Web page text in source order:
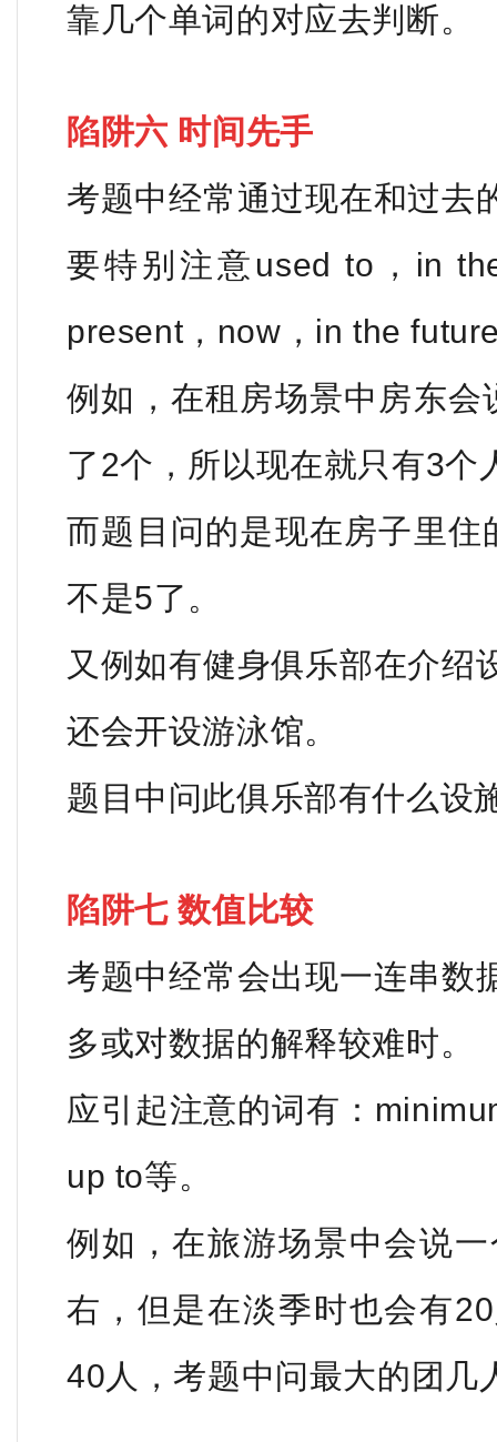
靠几个单词的对应去判断。
陷阱六 时间先手
考题中经常通过现在和过去
要特别注意used to，in
present，now，in the
例如，在租房场景中房东
了2个，所以现在就只有3个
而题目问的是现在房子里
不是5了。
又例如有健身俱乐部在介绍
还会开设游泳馆。
题目中问此俱乐部有什么设
陷阱七 数值比较
考题中经常会出现一连串数
多或对数据的解释较难时。
应引起注意的词有：
up to等。
例如，在旅游场景中会说
右，但是在淡季时也会有
40人，考题中问最大的团几